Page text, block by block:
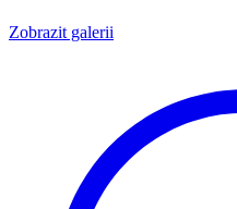
Zobrazit galerii